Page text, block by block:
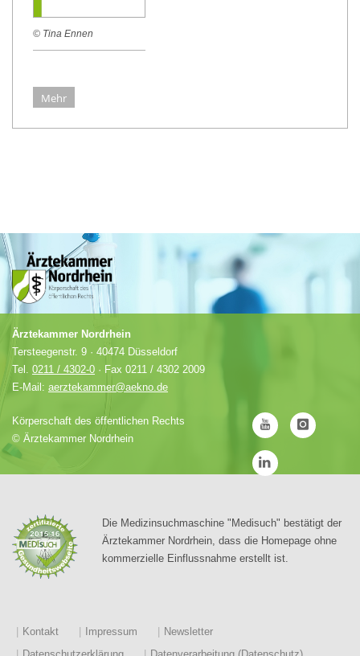
© Tina Ennen
Mehr
Ärztekammer Nordrhein
Tersteegenstr. 9 · 40474 Düsseldorf
Tel. 0211 / 4302-0 · Fax 0211 / 4302 2009
E-Mail: aerztekammer@aekno.de
Körperschaft des öffentlichen Rechts
© Ärztekammer Nordrhein
Die Medizinsuchmaschine "Medisuch" bestätigt der
Ärztekammer Nordrhein, dass die Homepage ohne
kommerzielle Einflussnahme erstellt ist.
Kontakt Impressum
Newsletter